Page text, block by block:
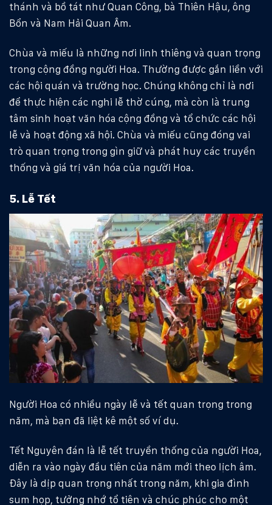
thánh và bồ tát như Quan Công, bà Thiên Hậu, ông
Bổn và Nam Hải Quan Âm.
Chùa và miếu là những nơi linh thiêng và quan trọng
trong cộng đồng người Hoa. Thường được gắn liền với
các hội quán và trường học. Chúng không chỉ là nơi
để thực hiện các nghi lễ thờ cúng, mà còn là trung
tâm sinh hoạt văn hóa cộng đồng và tổ chức các hội
lễ và hoạt động xã hội. Chùa và miếu cũng đóng vai
trò quan trọng trong gìn giữ và phát huy các truyền
thống và giá trị văn hóa của người Hoa.
5. Lễ Tết
Người Hoa có nhiều ngày lễ và tết quan trọng trong
năm, mà bạn đã liệt kê một số ví dụ.
Tết Nguyên đán là lễ tết truyền thống của người Hoa,
diễn ra vào ngày đầu tiên của năm mới theo lịch âm.
Đây là dịp quan trọng nhất trong năm, khi gia đình
sum họp, tưởng nhớ tổ tiên và chúc phúc cho một